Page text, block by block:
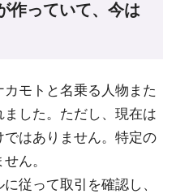
作っていて、今は
モトと名乗る人物また
した。ただし、現在は
はありません。特定の
ん。
従って取引を確認し、